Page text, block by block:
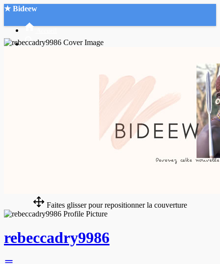
★ Bideew
Faites glisser pour repositionner la couverture
rebeccadry9986